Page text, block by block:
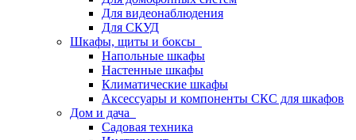
Для видеонаблюдения
Для СКУД
Шкафы, щиты и боксы
Напольные шкафы
Настенные шкафы
Климатические шкафы
Аксессуары и компоненты СКС для шкафов
Дом и дача
Садовая техника